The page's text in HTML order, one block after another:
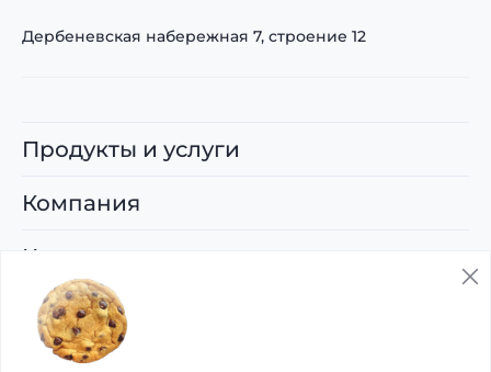
Дербеневская набережная 7, строение 12
Продукты и услуги
Компания
Карьера
Поддержка